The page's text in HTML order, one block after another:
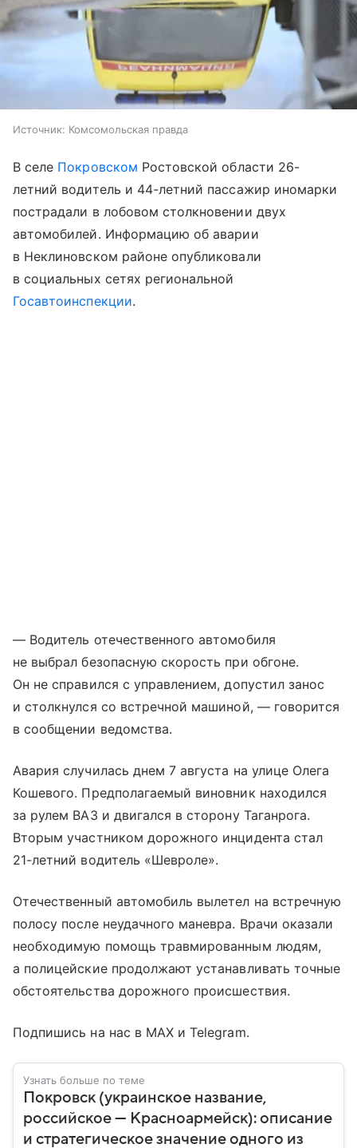
Источник: Комсомольская правда
В селе Покровском Ростовской области 26-
летний водитель и 44-летний пассажир иномарки
пострадали в лобовом столкновении двух
автомобилей. Информацию об аварии
в Неклиновском районе опубликовали
в социальных сетях региональной
Госавтоинспекции.
— Водитель отечественного автомобиля
не выбрал безопасную скорость при обгоне.
Он не справился с управлением, допустил занос
и столкнулся со встречной машиной, — говорится
в сообщении ведомства.
Авария случилась днем 7 августа на улице Олега
Кошевого. Предполагаемый виновник находился
за рулем ВАЗ и двигался в сторону Таганрога.
Вторым участником дорожного инцидента стал
21-летний водитель «Шевроле».
Отечественный автомобиль вылетел на встречную
полосу после неудачного маневра. Врачи оказали
необходимую помощь травмированным людям,
а полицейские продолжают устанавливать точные
обстоятельства дорожного происшествия.
Подпишись на нас в MAX и Telegram.
Узнать больше по теме
Покровск (украинское название,
российское — Красноармейск): описание
и стратегическое значение одного из